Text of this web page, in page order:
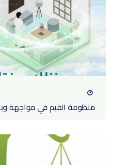
منظومة القيم في مواجهة وباء